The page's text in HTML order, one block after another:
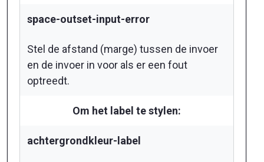
space-outset-input-error
Stel de afstand (marge) tussen de invoer
en de invoer in voor als er een fout
optreedt.
Om het label te stylen:
achtergrondkleur-label